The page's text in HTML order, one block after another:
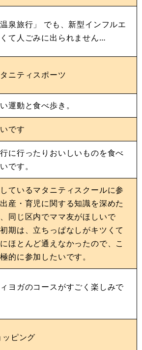
泉旅行」 でも、新型インフルエ
て人ごみに出られません…
ニティスポーツ
運動と食べ歩き。
です
に行ったりおいしいものを食べ
です。
ているマタニティスクールに参
産・育児に関する知識を深めた
同じ区内でママ友がほしいで
期は、立ちっぱなしがキツくて
ほとんど通えなかったので、こ
的に参加したいです。
ヨガのコースがすごく楽しみで
ピング